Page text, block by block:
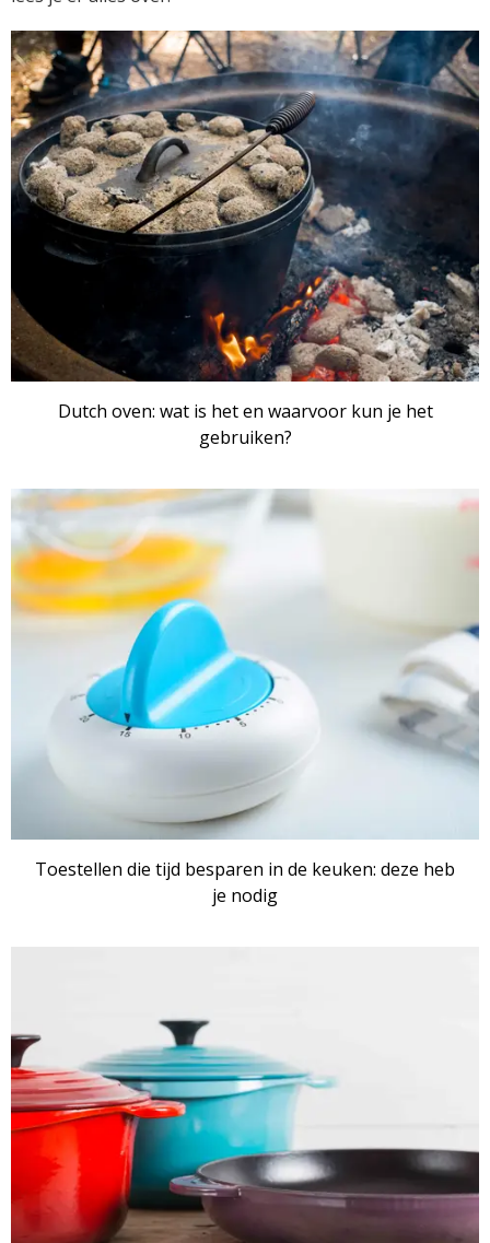
ARTIKEL
Dutch oven: wat is het en waarvoor kun je het
gebruiken?
Toestellen die tijd besparen in de keuken: deze heb
je nodig